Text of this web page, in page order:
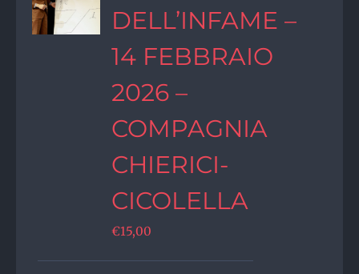
DELL’INFAME –
14 FEBBRAIO
2026 –
COMPAGNIA
CHIERICI-
CICOLELLA
€15,00